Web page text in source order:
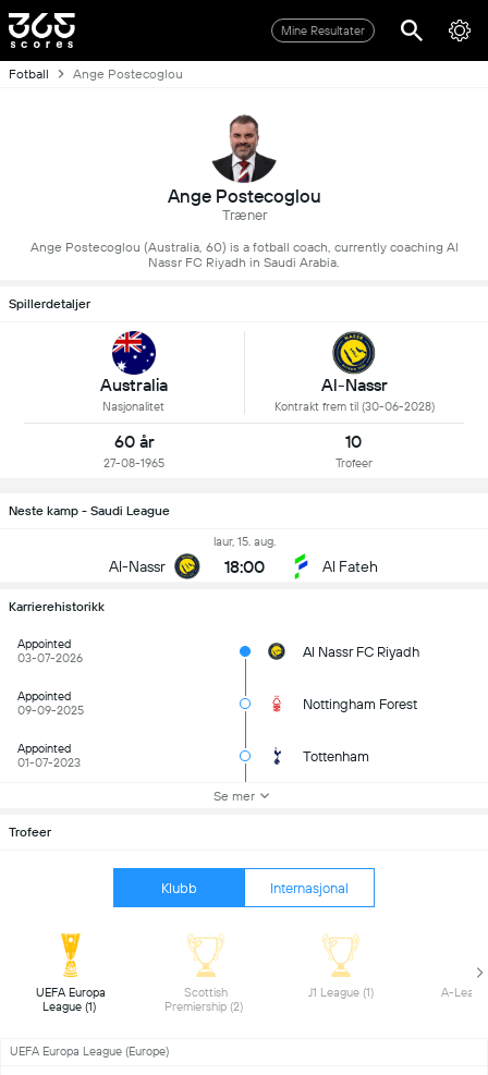
Mine Resultater
Fotball Ange Postecoglou
Ange Postecoglou
Træner
Ange Postecoglou (Australia, 60) is a fotball coach, currently coaching Al
Nassr FC Riyadh in Saudi Arabia.
Spillerdetaljer
Australia
Nasjonalitet
Al-Nassr
Kontrakt frem til (30-06-2028)
60 år
27-08-1965
10
Trofeer
Neste kamp - Saudi League
Al-Nassr
laur, 15. aug.
18:00 Al Fateh
Karrierehistorikk
Appointed
03-07-2026
Al Nassr FC Riyadh
Appointed
09-09-2025
Nottingham Forest
Appointed
01-07-2023
Tottenham
Se mer
Trofeer
Klubb Internasjonal
UEFA Europa
League (1)
Scottish
J1 League (1)
UEFA Europa League (Europe)